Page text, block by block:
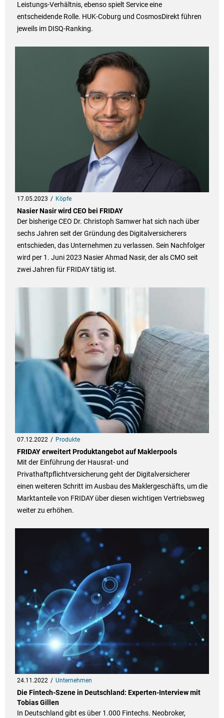
Leistungs-Verhältnis, ebenso spielt Service eine
entscheidende Rolle. HUK-Coburg und CosmosDirekt führen
jeweils im DISQ-Ranking.
17.05.2023 Köpfe
Nasier Nasir wird CEO bei FRIDAY
Der bisherige CEO Dr. Christoph Samwer hat sich nach über
sechs Jahren seit der Gründung des Digitalversicherers
entschieden, das Unternehmen zu verlassen. Sein Nachfolger
wird per 1. Juni 2023 Nasier Ahmad Nasir, der als CMO seit
zwei Jahren für FRIDAY tätig ist.
07.12.2022 Produkte
FRIDAY erweitert Produktangebot auf Maklerpools
Mit der Einführung der Hausrat- und
Privathaftpflichtversicherung geht der Digitalversicherer
einen weiteren Schritt im Ausbau des Maklergeschäfts, um die
Marktanteile von FRIDAY über diesen wichtigen Vertriebsweg
weiter zu erhöhen.
24.11.2022 Unternehmen
Die Fintech-Szene in Deutschland: Experten-Interview mit
Tobias Gillen
In Deutschland gibt es über 1.000 Fintechs. Neobroker,